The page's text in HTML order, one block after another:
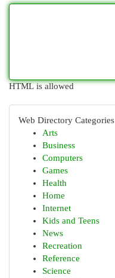
HTML is allowed
Web Directory Categories
Arts
Business
Computers
Games
Health
Home
Internet
Kids and Teens
News
Recreation
Reference
Science